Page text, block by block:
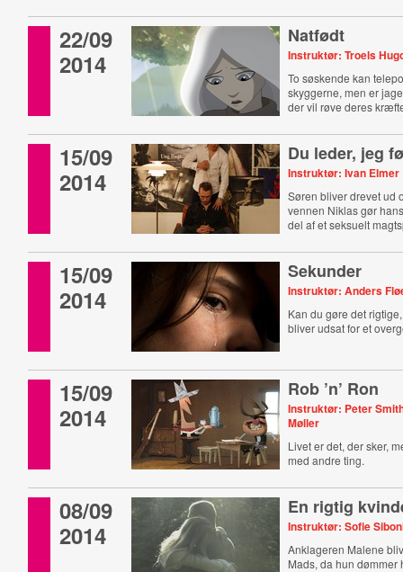
22/09
2014
Natfødt
Instruktør: Troels
To søskende kan
skyggerne, men er
der vil røve deres
15/09
2014
Du leder, jeg
Instruktør: Ivan Elmer
Søren bliver drevet ud
vennen Niklas gør
del af et seksuelt
15/09
2014
Sekunder
Instruktør: Anders
Kan du gøre det
bliver udsat for et
15/09
2014
Rob ’n’ Ron
Instruktør: Peter
Møller
Livet er det, der sker,
med andre ting.
08/09
2014
En rigtig
Instruktør: Sofie
Anklageren Malene
Mads, da hun dømmer